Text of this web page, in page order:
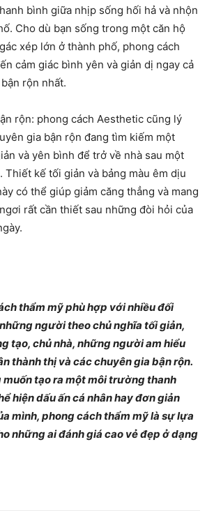
bình giữa nhịp sống hối hả và nhộn
Cho dù bạn sống trong một căn hộ
xép lớn ở thành phố, phong cách
cảm giác bình yên và giản dị ngay cả
rộn nhất.
rộn: phong cách Aesthetic cũng lý
gia bận rộn đang tìm kiếm một
và yên bình để trở về nhà sau một
Thiết kế tối giản và bảng màu êm dịu
có thể giúp giảm căng thẳng và mang
rất cần thiết sau những đòi hỏi của
thẩm mỹ phù hợp với nhiều đối
người theo chủ nghĩa tối giản,
tạo, chủ nhà, những người am hiểu
thành thị và các chuyên gia bận rộn.
muốn tạo ra một môi trường thanh
hiện dấu ấn cá nhân hay đơn giản
mình, phong cách thẩm mỹ là sự lựa
những ai đánh giá cao vẻ đẹp ở dạng